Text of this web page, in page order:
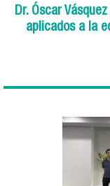
Dr. Óscar
aplicados a la